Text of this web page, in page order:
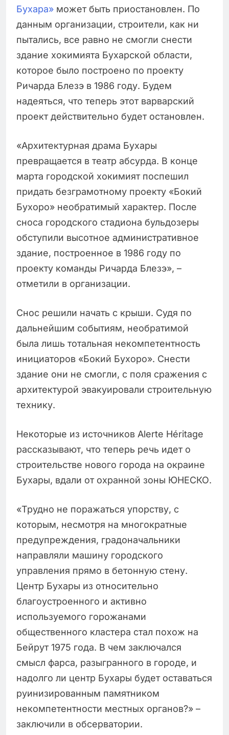
Бухара» может быть приостановлен. По
данным организации, строители, как ни
пытались, все равно не смогли снести
здание хокимията Бухарской области,
которое было построено по проекту
Ричарда Блезэ в 1986 году. Будем
надеяться, что теперь этот варварский
проект действительно будет остановлен.
«Архитектурная драма Бухары
превращается в театр абсурда. В конце
марта городской хокимият поспешил
придать безграмотному проекту «Бокий
Бухоро» необратимый характер. После
сноса городского стадиона бульдозеры
обступили высотное административное
здание, построенное в 1986 году по
проекту команды Ричарда Блезэ», –
отметили в организации.
Снос решили начать с крыши. Судя по
дальнейшим событиям, необратимой
была лишь тотальная некомпетентность
инициаторов «Бокий Бухоро». Снести
здание они не смогли, с поля сражения с
архитектурой эвакуировали строительную
технику.
Некоторые из источников Alerte Héritage
рассказывают, что теперь речь идет о
строительстве нового города на окраине
Бухары, вдали от охранной зоны ЮНЕСКО.
«Трудно не поражаться упорству, с
которым, несмотря на многократные
предупреждения, градоначальники
направляли машину городского
управления прямо в бетонную стену.
Центр Бухары из относительно
благоустроенного и активно
используемого горожанами
общественного кластера стал похож на
Бейрут 1975 года. В чем заключался
смысл фарса, разыгранного в городе, и
надолго ли центр Бухары будет оставаться
руинизированным памятником
некомпетентности местных органов?» –
заключили в обсерватории.